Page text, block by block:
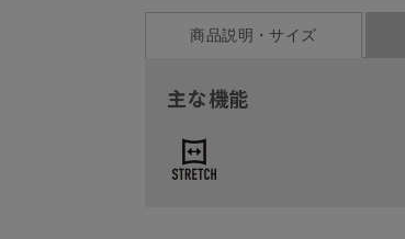
商品説明・サイズ
主な機能